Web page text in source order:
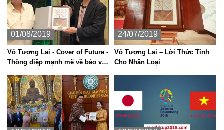
01/08/2019
Vỏ Tương Lai - Cover of Future -
Thông điệp mạnh mẽ về bảo vệ
24/07/2019
Vỏ Tương Lai – Lời Thức Tỉnh
Cho Nhân Loại